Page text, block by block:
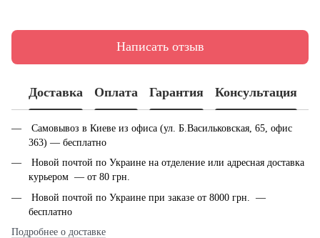
Написать отзыв
Доставка Оплата Гарантия Консультация
Самовывоз в Киеве из офиса (ул. Б.Васильковская, 65, офис
363) — бесплатно
Новой почтой по Украине на отделение или адресная доставка
курьером — от 80 грн.
Новой почтой по Украине при заказе от 8000 грн. —
бесплатно
Подробнее о доставке